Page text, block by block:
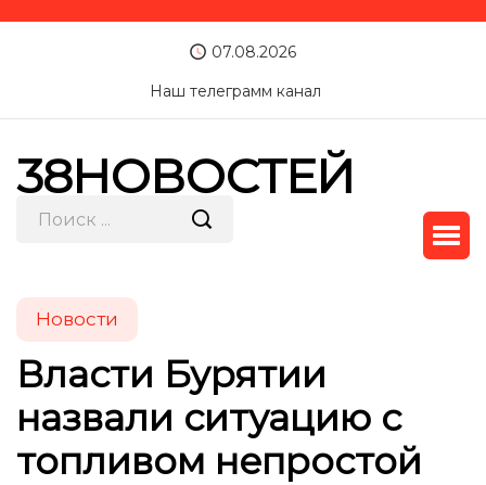
07.08.2026
Наш телеграмм канал
38НОВОСТЕЙ
Новости
Власти Бурятии
назвали ситуацию с
топливом непростой